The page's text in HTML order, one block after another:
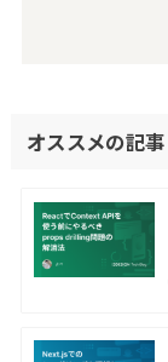
オススメの記事